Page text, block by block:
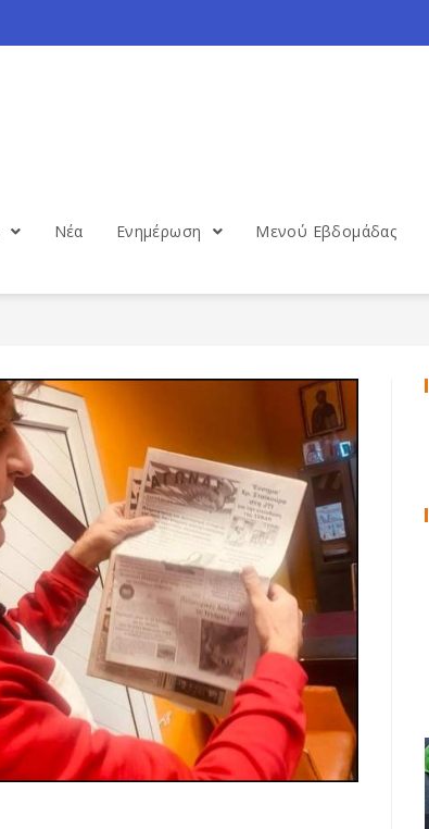
Νέα Ενημέρωση Μενού Εβδομάδας